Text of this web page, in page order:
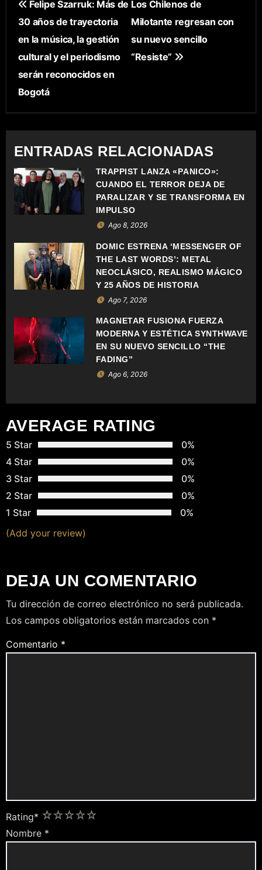
N
A
V
E
G
A
C
I
Ó
D
E
E
N
T
R
A
S
Felipe Szarruk: Más de
30 años de trayectoria
en la música, la gestión
cultural y el periodismo
serán reconocidos en
Bogotá
Los Chilenos de
Milotante regresan con
su nuevo sencillo
“Resiste”
ENTRADAS RELACIONADAS
TRAPPIST LANZA «PÁNICO»:
CUANDO EL TERROR DEJA DE
PARALIZAR Y SE TRANSFORMA EN
IMPULSO
Ago 8, 2026
DOMIC ESTRENA ‘MESSENGER OF
THE LAST WORDS’: METAL
NEOCLÁSICO, REALISMO MÁGICO
Y 25 AÑOS DE HISTORIA
Ago 7, 2026
MAGNETAR FUSIONA FUERZA
MODERNA Y ESTÉTICA SYNTHWAVE
EN SU NUEVO SENCILLO “THE
FADING”
Ago 6, 2026
AVERAGE RATING
5 Star
0%
4 Star
0%
3 Star
0%
2 Star
0%
1 Star
0%
(Add your review)
DEJA UN COMENTARIO
Tu dirección de correo electrónico no será publicada.
Los campos obligatorios están marcados con *
Comentario *
Rating* 5
4
3
2
1
Nombre *